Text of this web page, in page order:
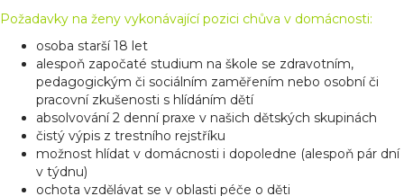
Požadavky na ženy vykonávající pozici chůva v domácnosti:
osoba starší 18 let
alespoň započaté studium na škole se zdravotním,
pedagogickým či sociálním zaměřením nebo osobní či
pracovní zkušenosti s hlídáním dětí
absolvování 2 denní praxe v našich dětských skupinách
čistý výpis z trestního rejstříku
možnost hlídat v domácnosti i dopoledne (alespoň pár dní
v týdnu)
ochota vzdělávat se v oblasti péče o děti